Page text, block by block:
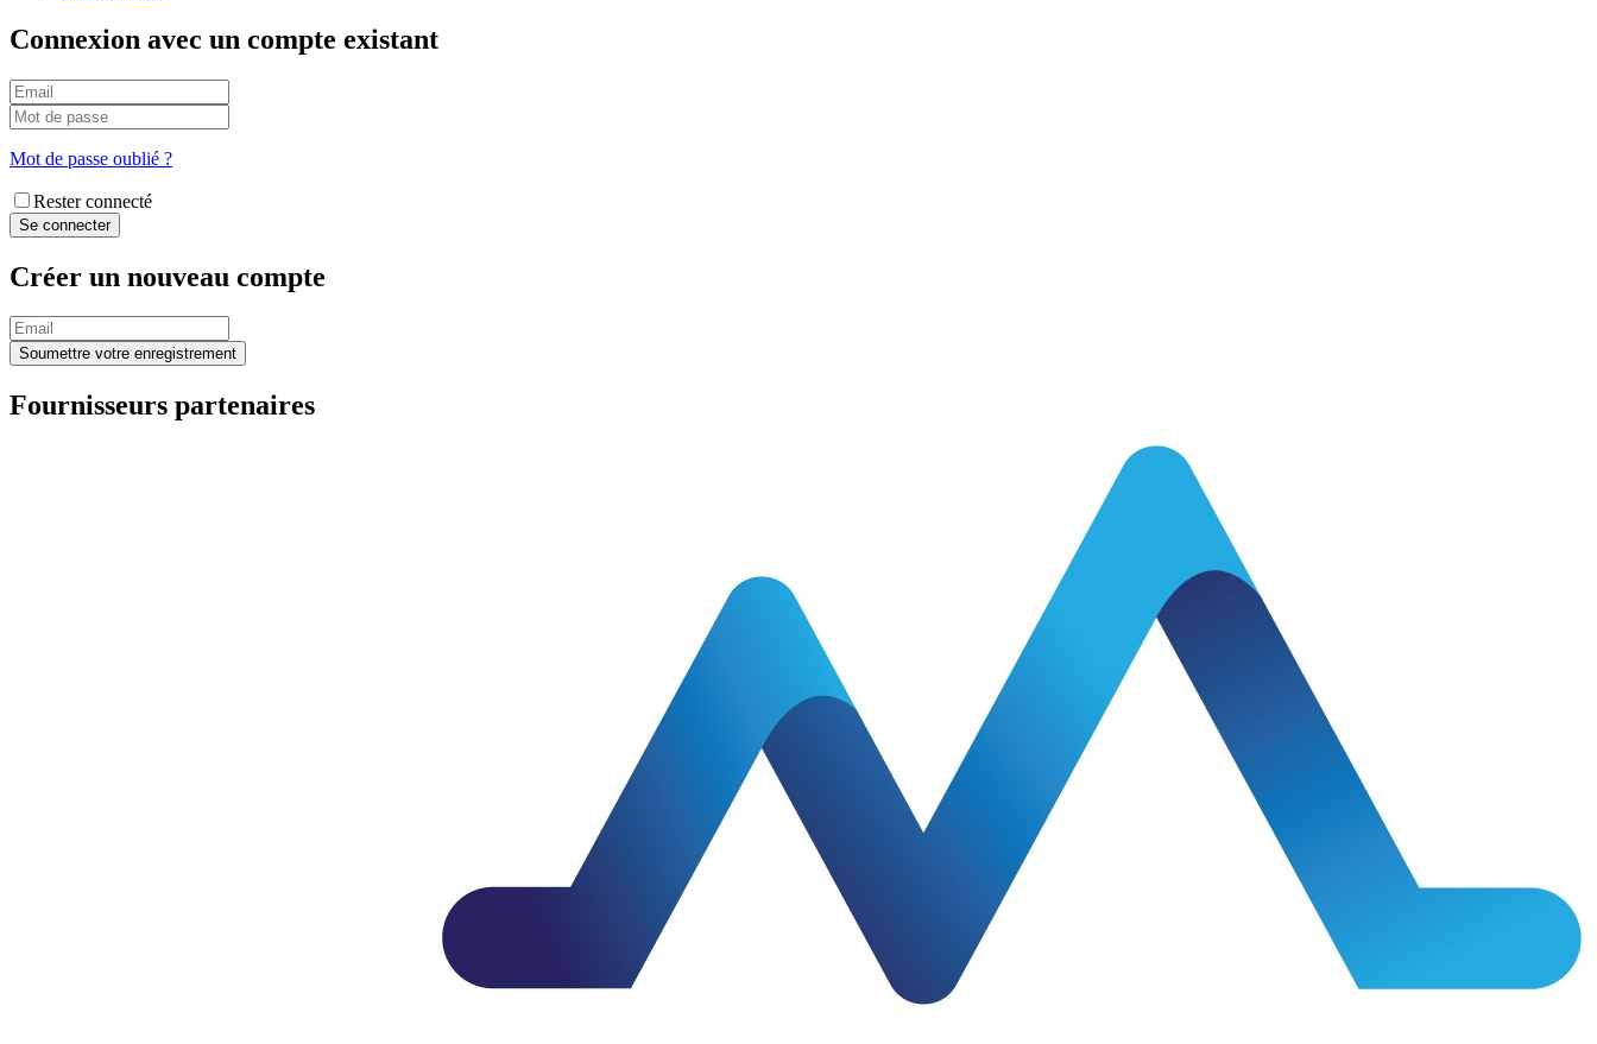
Connexion avec un compte existant
Mot de passe oublié ?
Rester connecté
Créer un nouveau compte
Fournisseurs partenaires